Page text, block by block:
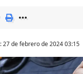
27 de febrero de 2024 03:15